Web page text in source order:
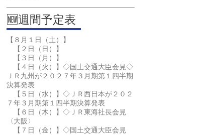
🆕週間予定表
【８月１日（土）】
【２日（日）】
【３日（月）】
【４日（火）】◇国土交通大臣会見◇
ＪＲ九州が２０２７年３月期第１四半期
決算発表
【５日（水）】◇ＪＲ西日本が２０２
７年３月期第１四半期決算発表
【６日（木）】◇ＪＲ東海社長会見
〈大阪〉
【７日（金）】◇国土交通大臣会見